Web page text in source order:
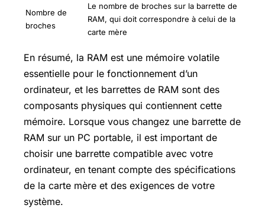
Nombre de
broches
Le nombre de broches sur la barrette de
RAM, qui doit correspondre à celui de la
carte mère
En résumé, la RAM est une mémoire volatile
essentielle pour le fonctionnement d’un
ordinateur, et les barrettes de RAM sont des
composants physiques qui contiennent cette
mémoire. Lorsque vous changez une barrette de
RAM sur un PC portable, il est important de
choisir une barrette compatible avec votre
ordinateur, en tenant compte des spécifications
de la carte mère et des exigences de votre
système.